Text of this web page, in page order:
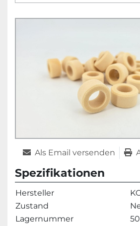
Als Email versenden
Spezifikationen
Hersteller
Zustand
Lagernummer